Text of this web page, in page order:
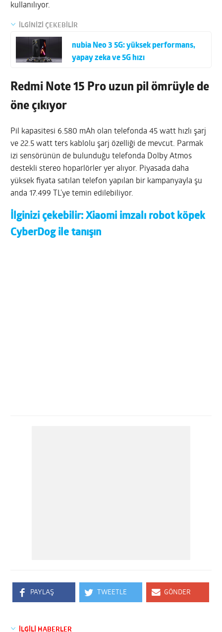
kullanılıyor.
İLGİNİZİ ÇEKEBİLİR
nubia Neo 3 5G: yüksek performans,
yapay zeka ve 5G hızı
Redmi Note 15 Pro uzun pil ömrüyle de
öne çıkıyor
Pil kapasitesi 6.580 mAh olan telefonda 45 watt hızlı şarj
ve 22.5 watt ters kablolu şarj özelliği de mevcut. Parmak
izi sensörünün de bulunduğu telefonda Dolby Atmos
destekli stereo hoparlörler yer alıyor. Piyasada daha
yüksek fiyata satılan telefon yapılan bir kampanyayla şu
anda 17.499 TL’ye temin edilebiliyor.
İlginizi çekebilir:Xiaomi imzalı robot köpek
CyberDog ile tanışın
PAYLAŞ TWEETLE GÖNDER
İLGİLİ HABERLER